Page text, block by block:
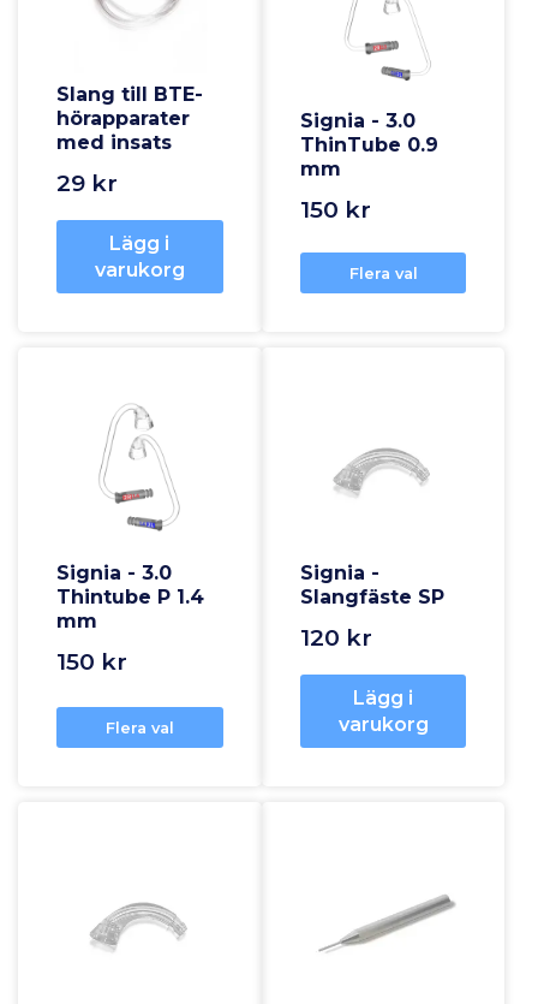
Slang till BTE-
hörapparater
med insats
29 kr
Lägg i
varukorg
Signia - 3.0
ThinTube 0.9
mm
150 kr
Flera val
Signia - 3.0
Thintube P 1.4
mm
150 kr
Flera val
Signia -
Slangfäste SP
120 kr
Lägg i
varukorg